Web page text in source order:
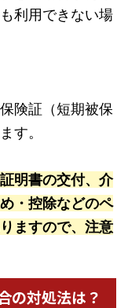
利用できない場
険証（短期被保
す。
明書の交付、介
・控除などのペ
ますので、注意
の対処法は？